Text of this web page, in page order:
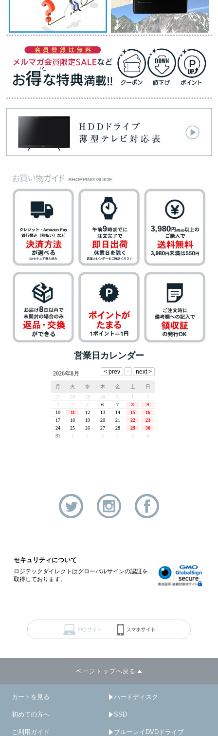
営業日カレンダー
セキュリティについて
ロジテックダイレクトはグローバルサインの認証を
取得しております。
ページトップへ戻る
カートを見る
初めての方へ
ご利用ガイド
ハードディスク
SSD
ブルーレイDVDドライブ